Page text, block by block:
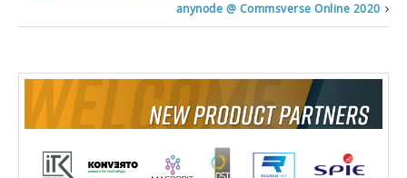
anynode @ Commsverse Online 2020